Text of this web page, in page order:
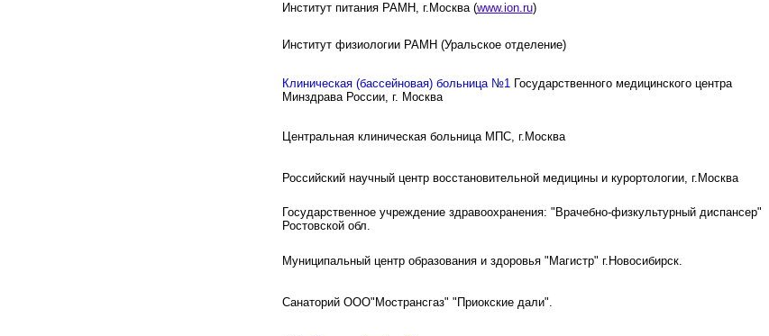
Институт питания РАМН, г.Москва (www.ion.ru)
Институт физиологии РАМН (Уральское отделение)
Клиническая (бассейновая) больница №1Государственного медицинского центра
Минздрава России, г. Москва
Центральная клиническая больница МПС, г.Москва
Российский научный центр восстановительной медицины и курортологии, г.Москва
Государственное учреждение здравоохранения: "Врачебно-физкультурный диспансер"
Ростовской обл.
Муниципальный центр образования и здоровья "Магистр" г.Новосибирск.
Санаторий ООО"Мострансгаз" "Приокские дали".